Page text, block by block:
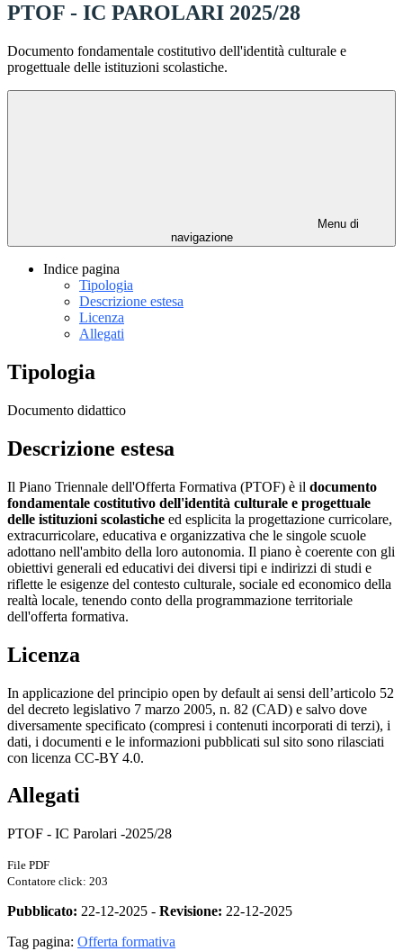
PTOF - IC PAROLARI 2025/28
Documento fondamentale costitutivo dell'identità culturale e
progettuale delle istituzioni scolastiche.
Menu di
navigazione
Indice pagina
Tipologia
Descrizione estesa
Licenza
Allegati
Tipologia
Documento didattico
Descrizione estesa
Il Piano Triennale dell'Offerta Formativa (PTOF) è il documento
fondamentale costitutivo dell'identità culturale e progettuale
delle istituzioni scolastiche ed esplicita la progettazione curricolare,
extracurricolare, educativa e organizzativa che le singole scuole
adottano nell'ambito della loro autonomia. Il piano è coerente con gli
obiettivi generali ed educativi dei diversi tipi e indirizzi di studi e
riflette le esigenze del contesto culturale, sociale ed economico della
realtà locale, tenendo conto della programmazione territoriale
dell'offerta formativa.
Licenza
In applicazione del principio open by default ai sensi dell’articolo 52
del decreto legislativo 7 marzo 2005, n. 82 (CAD) e salvo dove
diversamente specificato (compresi i contenuti incorporati di terzi), i
dati, i documenti e le informazioni pubblicati sul sito sono rilasciati
con licenza CC-BY 4.0.
Allegati
PTOF - IC Parolari -2025/28
File PDF
Contatore click: 203
Pubblicato: 22-12-2025 - Revisione: 22-12-2025
Tag pagina: Offerta formativa